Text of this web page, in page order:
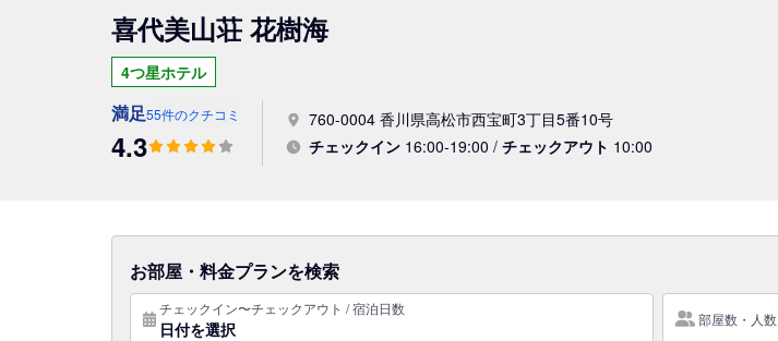
喜代美山荘 花樹海
4つ星ホテル
760-0004 香川県高松市西宝町3丁目5番10号
チェックイン 16:00-19:00 / チェックアウト 10:00
満足55件のクチコミ
4.3
お部屋・料金プランを検索
チェックイン〜チェックアウト / 宿泊日数
日付を選択 部屋数・人数